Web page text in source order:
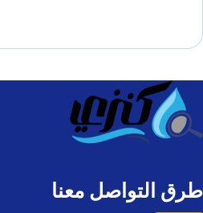
طرق التواصل معنا